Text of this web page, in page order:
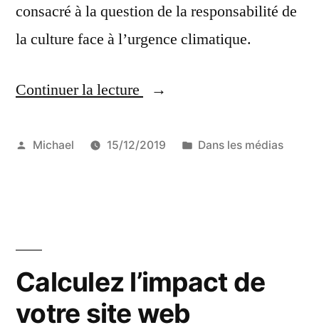
consacré à la question de la responsabilité de
la culture face à l’urgence climatique.
Continuer la lecture
« La
en
Publié
Michael 15/12/2019
Publié
Dans les médias
Calculez l’impact de
votre site web